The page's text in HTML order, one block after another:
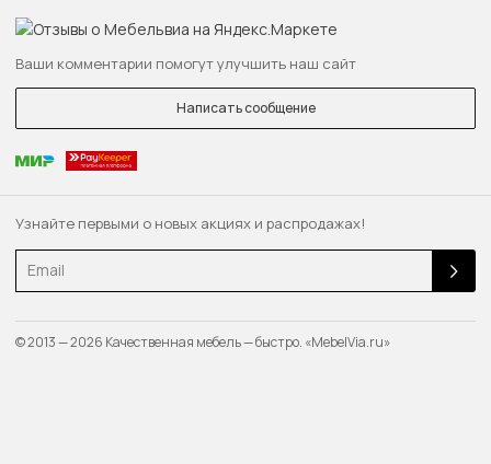
Узнайте первыми о новых акциях и распродажах!
Email
Ваши комментарии помогут улучшить наш сайт
Написать сообщение
© 2013 — 2026 Качественная мебель — быстро. «MebelVia.ru»